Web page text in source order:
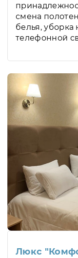
смена
белья, уборка
телефонной
Люкс